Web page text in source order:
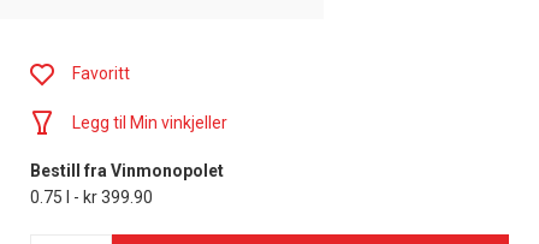
Favoritt
Legg til Min vinkjeller
Bestill fra Vinmonopolet
0.75 l - kr 399.90